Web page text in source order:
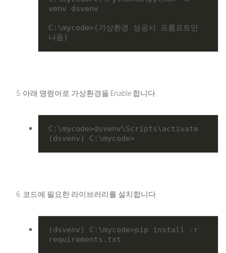
venv dsvenv
C:\mycode>(가상환경 성공시 프롬프트만
나옴)
아래 명령어로 가상환경을 Enable 합니다.
C:\mycode>dsvenv\Scripts\activate
(dsvenv) C:\mycode>
코드에 필요한 라이브러리를 설치합니다.
(dsvenv) C:\mycode>pip install -r
requirements.txt